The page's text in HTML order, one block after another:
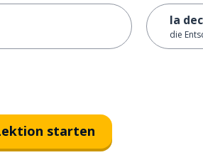
la
die
starten